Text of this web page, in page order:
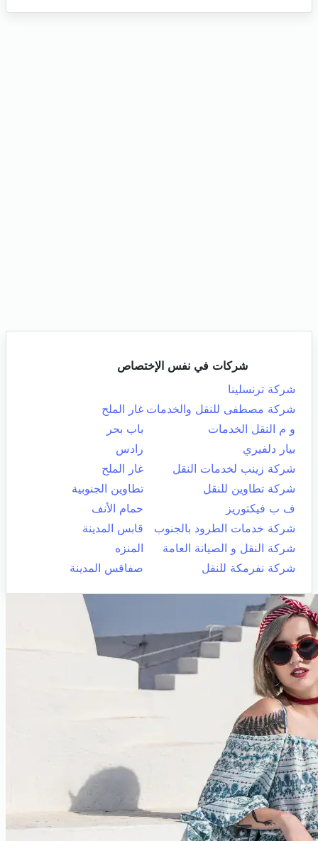
شركات في نفس الإختصاص
شركة ترنسلينا
شركة مصطفى للنقل والخدمات غار الملح
و م النقل الخدمات
باب بحر
بيار دلفيري
رادس
شركة زينب لخدمات النقل
غار الملح
شركة تطاوين للنقل
تطاوين الجنوبية
ف ب فيكتوريز
حمام الأنف
شركة خدمات الطرود بالجنوب
قابس المدينة
شركة النقل و الصيانة العامة
المنزه
شركة نفرمكة للنقل
صفاقس المدينة